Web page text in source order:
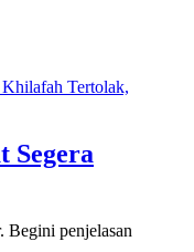
Segera
Begini penjelasan